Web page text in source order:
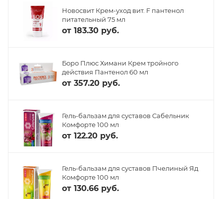
Новосвит Крем-уход вит. F пантенол
питательный 75 мл
от 183.30 руб.
Боро Плюс Химани Крем тройного
действия Пантенол 60 мл
от 357.20 руб.
Гель-бальзам для суставов Сабельник
Комфорте 100 мл
от 122.20 руб.
Гель-бальзам для суставов Пчелиный Яд
Комфорте 100 мл
от 130.66 руб.